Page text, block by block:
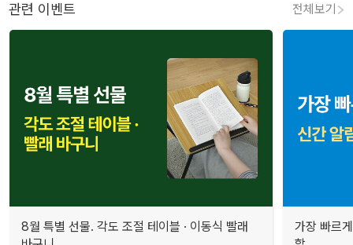
관련 이벤트 전체보기
8월 특별 선물. 각도 조절 테이블 · 이동식 빨래
가장 빠르